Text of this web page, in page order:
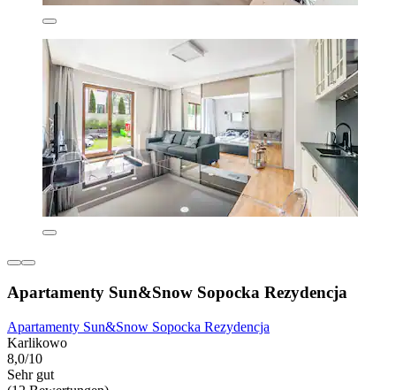
Apartamenty Sun&Snow Sopocka Rezydencja
Apartamenty Sun&Snow Sopocka Rezydencja
Karlikowo
8,0/10
Sehr gut